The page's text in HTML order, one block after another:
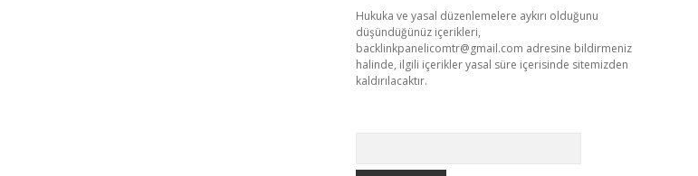
Hukuka ve yasal düzenlemelere aykırı olduğunu
düşündüğünüz içerikleri,
backlinkpanelicomtr@gmail.com adresine bildirmeniz
halinde, ilgili içerikler yasal süre içerisinde sitemizden
kaldırılacaktır.